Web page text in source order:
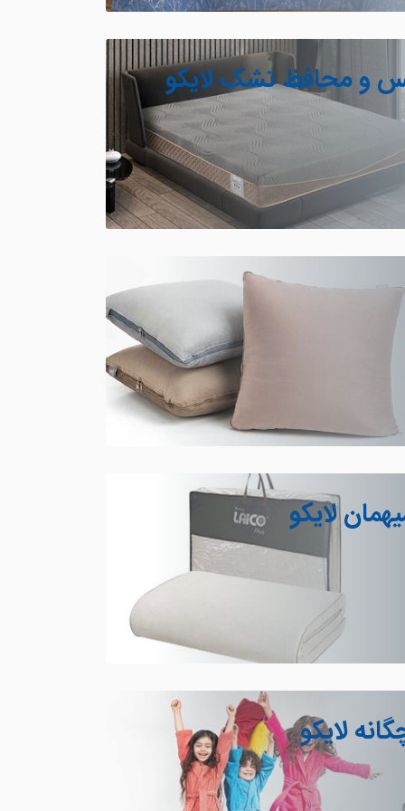
و محافظ تشک لایکو
لایکو